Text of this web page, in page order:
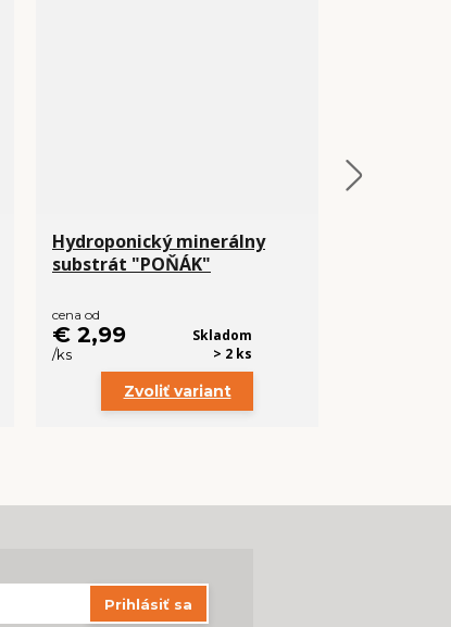
Hydroponický minerálny
substrát "POŇÁK"
cena od
€ 2,99
/ks
Skladom
> 2 ks
Zvoliť variant
Prihlásiť sa